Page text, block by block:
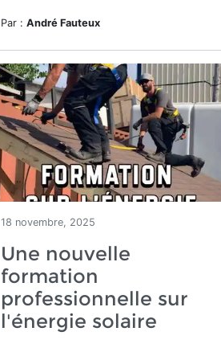
Par : André Fauteux
18 novembre, 2025
Une nouvelle
formation
professionnelle sur
l'énergie solaire